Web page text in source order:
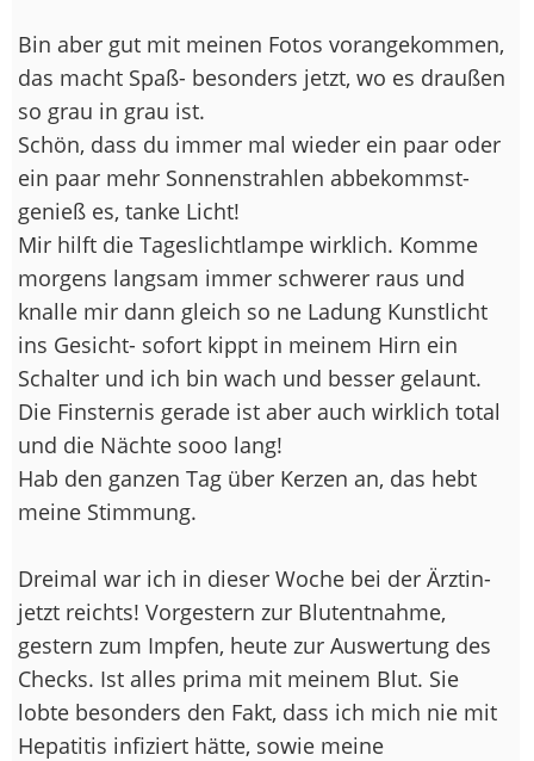
Bin aber gut mit meinen Fotos vorangekommen,
das macht Spaß- besonders jetzt, wo es draußen
so grau in grau ist.
Schön, dass du immer mal wieder ein paar oder
ein paar mehr Sonnenstrahlen abbekommst-
genieß es, tanke Licht!
Mir hilft die Tageslichtlampe wirklich. Komme
morgens langsam immer schwerer raus und
knalle mir dann gleich so ne Ladung Kunstlicht
ins Gesicht- sofort kippt in meinem Hirn ein
Schalter und ich bin wach und besser gelaunt.
Die Finsternis gerade ist aber auch wirklich total
und die Nächte sooo lang!
Hab den ganzen Tag über Kerzen an, das hebt
meine Stimmung.
Dreimal war ich in dieser Woche bei der Ärztin-
jetzt reichts! Vorgestern zur Blutentnahme,
gestern zum Impfen, heute zur Auswertung des
Checks. Ist alles prima mit meinem Blut. Sie
lobte besonders den Fakt, dass ich mich nie mit
Hepatitis infiziert hätte, sowie meine